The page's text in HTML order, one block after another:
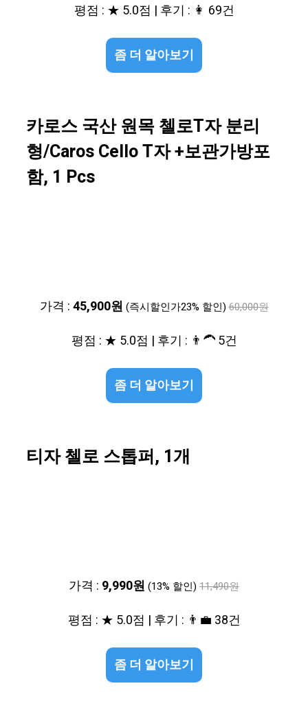
평점 : ★ 5.0점 | 후기 : 👩 69건
좀 더 알아보기
카로스 국산 원목 첼로T자 분리
형/Caros Cello T자 +보관가방포
함, 1 Pcs
가격 :45,900원 (즉시할인가23% 할인) 60,000원
평점 : ★ 5.0점 | 후기 : 👨‍🦱 5건
좀 더 알아보기
티자 첼로 스톱퍼, 1개
가격 : 9,990원 (13% 할인) 11,490원
평점 : ★ 5.0점 | 후기 : 👨‍💼 38건
좀 더 알아보기